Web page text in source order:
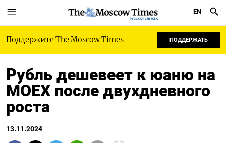
РУССКАЯ СЛУЖБА
EN
Поддержите The Moscow Times ПОДДЕРЖАТЬ
Рубль дешевеет к юаню на
MOEX после двухдневного
роста
13.11.2024